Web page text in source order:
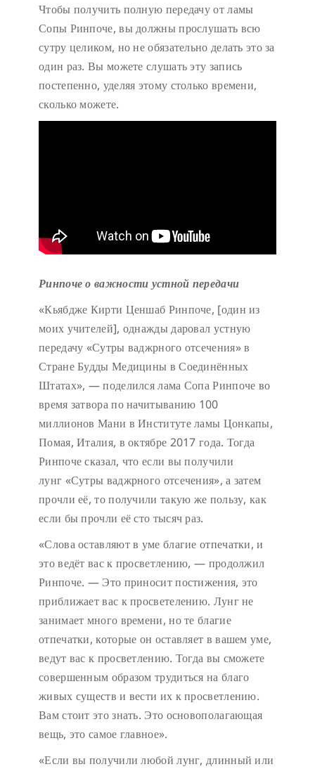
Чтобы получить полную передачу от ламы
Сопы Ринпоче, вы должны прослушать всю
сутру целиком, но не обязательно делать это за
один раз. Вы можете слушать эту запись
постепенно, уделяя этому столько времени,
сколько можете.
Ринпоче о важности устной передачи
«Кьябдже Кирти Ценшаб Ринпоче, [один из
моих учителей], однажды даровал устную
передачу «Сутры ваджрного отсечения» в
Стране Будды Медицины в Соединённых
Штатах», — поделился лама Сопа Ринпоче во
время затвора по начитыванию 100
миллионов Мани в Институте ламы Цонкапы,
Помая, Италия, в октябре 2017 года. Тогда
Ринпоче сказал, что если вы получили
лунг «Сутры ваджрного отсечения», а затем
прочли её, то получили такую же пользу, как
если бы прочли её сто тысяч раз.
«Слова оставляют в уме благие отпечатки, и
это ведёт вас к просветлению, — продолжил
Ринпоче. — Это приносит постижения, это
приближает вас к просветелению. Лунг не
занимает много времени, но те благие
отпечатки, которые он оставляет в вашем уме,
ведут вас к просветлению. Тогда вы сможете
совершенным образом трудиться на благо
живых существ и вести их к просветлению.
Вам стоит это знать. Это основополагающая
вещь, это самое главное».
«Если вы получили любой лунг, длинный или